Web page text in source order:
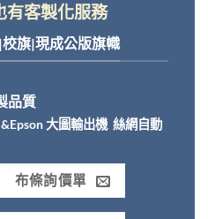
有客製化服務
旗|現成公版旗幟
品質
大圖輸出機 絲網自動
布條詢價單